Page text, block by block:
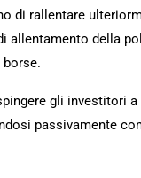
di rallentare
allentamento della
gli investitori
passivamente